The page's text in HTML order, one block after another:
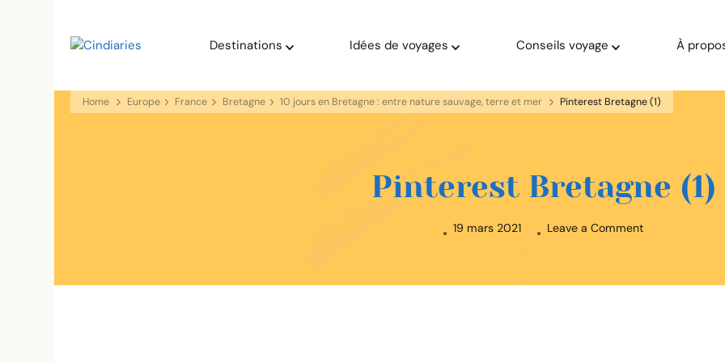
Cindiaries
blog voyage solaire ☀️
Destinations Idées de voyages Conseils voyage À
Home Europe France Bretagne 10 jours en Bretagne : entre nature sauvage, terre et mer Pinterest Bretagne (1)
Pinterest Bretagne (1)
19 mars 2021 Leave a Comment